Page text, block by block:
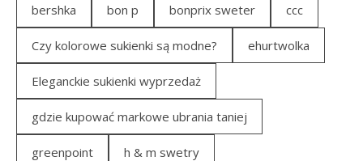
bershka bon p bonprix sweter ccc
Czy kolorowe sukienki są modne? ehurtwolka
Eleganckie sukienki wyprzedaż
gdzie kupować markowe ubrania taniej
greenpoint h & m swetry